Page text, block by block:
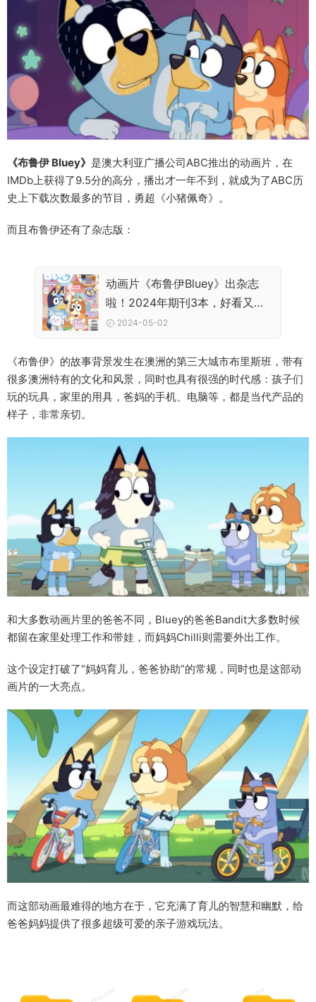
《布鲁伊 Bluey》 是澳大利亚广播公司ABC推出的动画片，在
IMDb上获得了9.5分的高分，播出才一年不到，就成为了ABC历
史上下载次数最多的节目，勇超《小猪佩奇》。
而且布鲁伊还有了杂志版：
动画片《布鲁伊Bluey》出杂志
啦！2024年期刊3本，好看又好
玩 2024-05-02
《布鲁伊》的故事背景发生在澳洲的第三大城市布里斯班，带有
很多澳洲特有的文化和风景，同时也具有很强的时代感：孩子们
玩的玩具，家里的用具，爸妈的手机、电脑等，都是当代产品的
样子，非常亲切。
和大多数动画片里的爸爸不同，Bluey的爸爸Bandit大多数时候
都留在家里处理工作和带娃，而妈妈Chilli则需要外出工作。
这个设定打破了“妈妈育儿，爸爸协助”的常规，同时也是这部动
画片的一大亮点。
而这部动画最难得的地方在于，它充满了育儿的智慧和幽默，给
爸爸妈妈提供了很多超级可爱的亲子游戏玩法。